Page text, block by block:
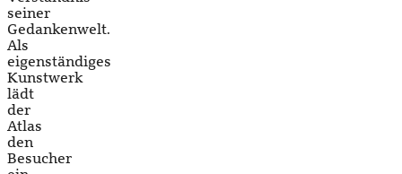
seiner
Gedankenwelt.
Als
eigenständiges
Kunstwerk
lädt
der
Atlas
den
Besucher